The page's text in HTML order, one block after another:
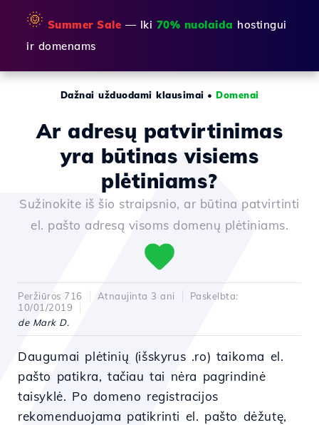
🌞 Summer Sale — Iki 70% nuolaida hostingui
ir domenams
Dažnai užduodami klausimai • Domenai
Ar adresų patvirtinimas
yra būtinas visiems
plėtiniams?
Sužinokite iš šio straipsnio, ar būtina patvirtinti
el. pašto adresą visoms domenų plėtiniams.
Peržiūros 716 Atnaujinta 3 ani
Paskelbta:
10/01/2019
de Mark D.
Daugumai plėtinių (išskyrus .ro) taikoma el.
pašto patikra, tačiau tai nėra pagrindinė
taisyklė. Po domeno registracijos
rekomenduojama patikrinti el. pašto dėžutę,